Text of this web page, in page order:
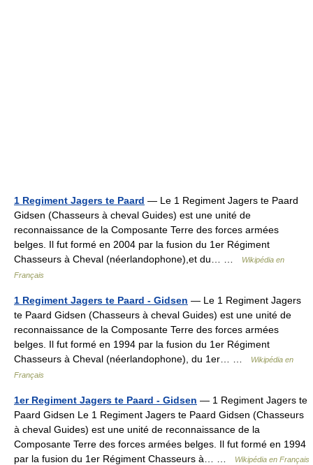
1 Regiment Jagers te Paard — Le 1 Regiment Jagers te Paard
Gidsen (Chasseurs à cheval Guides) est une unité de
reconnaissance de la Composante Terre des forces armées
belges. Il fut formé en 2004 par la fusion du 1er Régiment
Chasseurs à Cheval (néerlandophone),et du… …
Wikipédia en
Français
1 Regiment Jagers te Paard - Gidsen — Le 1 Regiment Jagers
te Paard Gidsen (Chasseurs à cheval Guides) est une unité de
reconnaissance de la Composante Terre des forces armées
belges. Il fut formé en 1994 par la fusion du 1er Régiment
Chasseurs à Cheval (néerlandophone), du 1er… …
Wikipédia en
Français
1er Regiment Jagers te Paard - Gidsen — 1 Regiment Jagers te
Paard Gidsen Le 1 Regiment Jagers te Paard Gidsen (Chasseurs
à cheval Guides) est une unité de reconnaissance de la
Composante Terre des forces armées belges. Il fut formé en 1994
par la fusion du 1er Régiment Chasseurs à… …
Wikipédia en Français